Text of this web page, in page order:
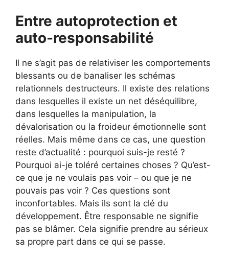
Entre autoprotection et
auto-responsabilité
Il ne s’agit pas de relativiser les comportements
blessants ou de banaliser les schémas
relationnels destructeurs. Il existe des relations
dans lesquelles il existe un net déséquilibre,
dans lesquelles la manipulation, la
dévalorisation ou la froideur émotionnelle sont
réelles. Mais même dans ce cas, une question
reste d’actualité : pourquoi suis-je resté ?
Pourquoi ai-je toléré certaines choses ? Qu’est-
ce que je ne voulais pas voir – ou que je ne
pouvais pas voir ? Ces questions sont
inconfortables. Mais ils sont la clé du
développement. Être responsable ne signifie
pas se blâmer. Cela signifie prendre au sérieux
sa propre part dans ce qui se passe.